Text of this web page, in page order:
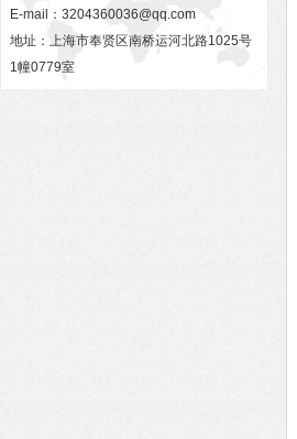
E-mail： 3204360036@qq.com
地址：上海市奉贤区南桥运河北路1025号
1幢0779室